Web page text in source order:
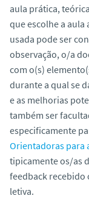
aula prática,
que escolhe a aula
usada pode ser
observação, o/a
com o(s)
durante a qual se
e as melhorias
também ser
especificamente
Orientadoras para
tipicamente os/as
feedback recebido
letiva.